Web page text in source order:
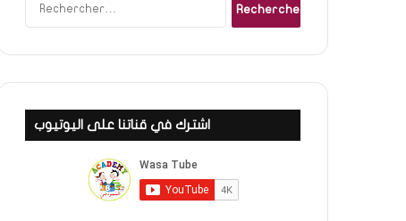
اشترك في قناتنا على اليوتيوب